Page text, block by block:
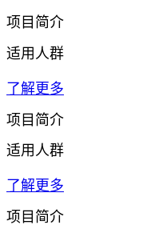
项目简介
适用人群
了解更多
项目简介
适用人群
了解更多
项目简介